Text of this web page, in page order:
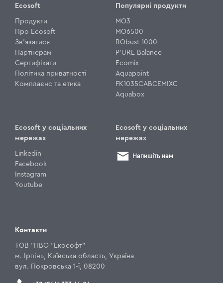
Ecosoft
Продукти
Про Ecosoft
Зв'язатися
Партнерам
Сертифікати
Політика приватності
Комплаєнс та етика
Популярні продукти
MO3
MO6500
RObust 1000
P'URE Balance
Ecomix
Aquapoint
FK1035CABCEMIXC
Aquabox
Ecosoft у соціальних
мережах
Linkedin
Facebook
Instagram
Youtube
Ecosoft у соціальних
мережах
Напишіть нам
Контакти
ТОВ "НВО "Екософт"
м. Ірпінь, Київська область, Україна
вул. Покровська 1-ї, 08200